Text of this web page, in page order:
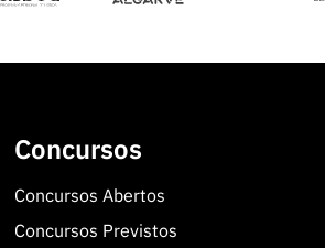
Concursos
Concursos Abertos
Concursos Previstos